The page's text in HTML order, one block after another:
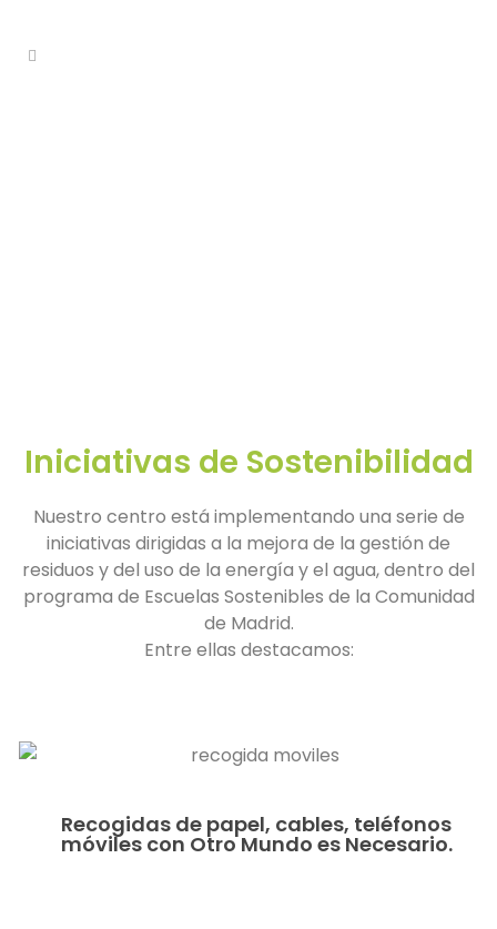
Iniciativas de Sostenibilidad
Nuestro centro está implementando una serie de
iniciativas dirigidas a la mejora de la gestión de
residuos y del uso de la energía y el agua, dentro del
programa de Escuelas Sostenibles de la Comunidad
de Madrid.
Entre ellas destacamos:
Recogidas de papel, cables, teléfonos
móviles con Otro Mundo es Necesario.